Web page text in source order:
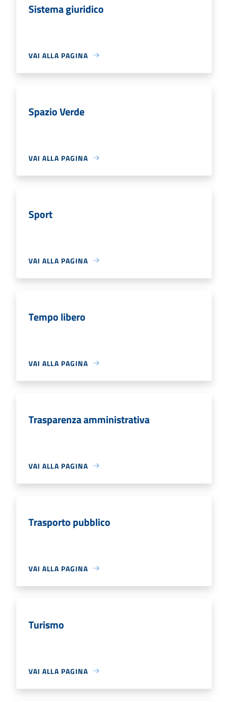
Sistema giuridico
VAI ALLA PAGINA
Spazio Verde
VAI ALLA PAGINA
Sport
VAI ALLA PAGINA
Tempo libero
VAI ALLA PAGINA
Trasparenza amministrativa
VAI ALLA PAGINA
Trasporto pubblico
VAI ALLA PAGINA
Turismo
VAI ALLA PAGINA